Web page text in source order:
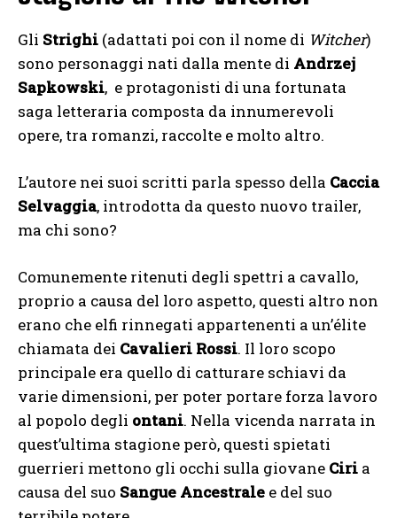
Gli Strighi (adattati poi con il nome di Witcher)
sono personaggi nati dalla mente di Andrzej
Sapkowski, e protagonisti di una fortunata
saga letteraria composta da innumerevoli
opere, tra romanzi, raccolte e molto altro.
L’autore nei suoi scritti parla spesso della Caccia
Selvaggia, introdotta da questo nuovo trailer,
ma chi sono?
Comunemente ritenuti degli spettri a cavallo,
proprio a causa del loro aspetto, questi altro non
erano che elfi rinnegati appartenenti a un’élite
chiamata dei Cavalieri Rossi. Il loro scopo
principale era quello di catturare schiavi da
varie dimensioni, per poter portare forza lavoro
al popolo degli ontani. Nella vicenda narrata in
quest’ultima stagione però, questi spietati
guerrieri mettono gli occhi sulla giovane Ciri a
causa del suo Sangue Ancestrale e del suo